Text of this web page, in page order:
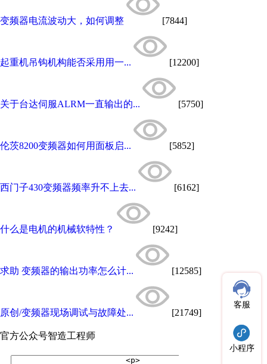
变频器电流波动大，如何调整 [7844]
起重机吊钩机构能否采用用一... [12200]
关于台达伺服ALRM一直输出的... [5750]
伦茨8200变频器如何用面板启... [5852]
西门子430变频器频率升不上去... [6162]
什么是电机的机械软特性？ [9242]
求助 变频器的输出功率怎么计... [12585]
原创/变频器现场调试与故障处... [21749]
官方公众号智造工程师
客服
小程序